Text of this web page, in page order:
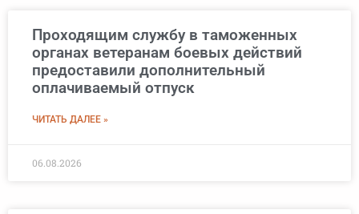
Проходящим службу в таможенных
органах ветеранам боевых действий
предоставили дополнительный
оплачиваемый отпуск
ЧИТАТЬ ДАЛЕЕ »
06.08.2026